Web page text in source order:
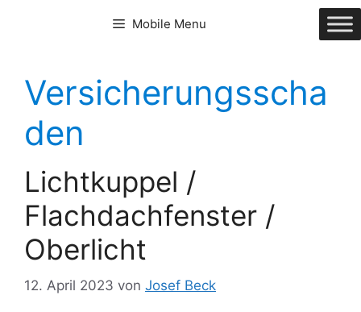
Mobile Menu
Versicherungsscha
den
Lichtkuppel /
Flachdachfenster /
Oberlicht
12. April 2023 von Josef Beck